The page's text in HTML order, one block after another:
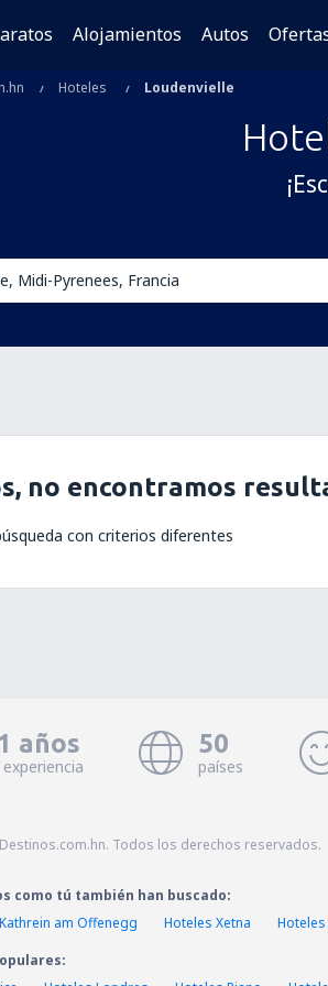
Alojamientos Autos
Hoteles Loudenvielle
no encontramos
con criterios diferentes
años
experiencia
50
países
Todos los derechos reservados.
como tú también han buscado:
am Offenegg
Hoteles Xetna